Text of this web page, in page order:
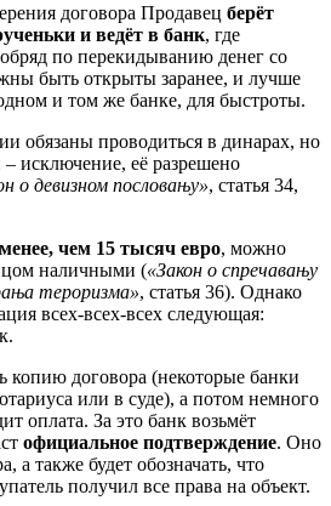
договора Продавец берёт
и ведёт в банк, где
по перекидыванию денег со
быть открыты заранее, и лучше
и том же банке, для быстроты.
обязаны проводиться в динарах, но
исключение, её разрешено
о девизном пословању», статья 34,
менее, чем 15 тысяч евро, можно
наличными («Закон о спречавању
тероризма», статья 36). Однако
всех-всех-всех следующая:
копию договора (некоторые банки
или в суде), а потом немного
оплата. За это банк возьмёт
официальное подтверждение. Оно
а также будет обозначать, что
получил все права на объект.